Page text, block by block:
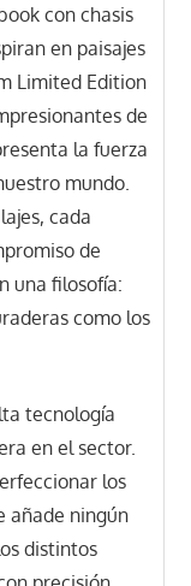
con chasis
en paisajes
Limited Edition
de
la fuerza
mundo.
cada
de
una filosofía:
como los
tecnología
en el sector.
los
añade ningún
distintos